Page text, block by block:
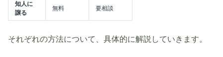
知人に
譲る
無料 要相談
それぞれの方法について、具体的に解説していきます。